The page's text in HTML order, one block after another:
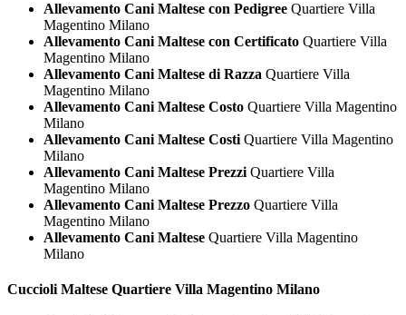
Allevamento Cani Maltese con Pedigree Quartiere Villa
Magentino Milano
Allevamento Cani Maltese con Certificato Quartiere Villa
Magentino Milano
Allevamento Cani Maltese di Razza Quartiere Villa
Magentino Milano
Allevamento Cani Maltese Costo Quartiere Villa Magentino
Milano
Allevamento Cani Maltese Costi Quartiere Villa Magentino
Milano
Allevamento Cani Maltese Prezzi Quartiere Villa
Magentino Milano
Allevamento Cani Maltese Prezzo Quartiere Villa
Magentino Milano
Allevamento Cani Maltese Quartiere Villa Magentino
Milano
Cuccioli Maltese Quartiere Villa Magentino Milano